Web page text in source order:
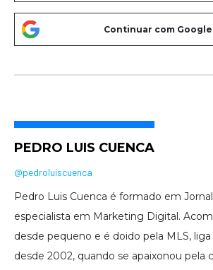
PEDRO LUIS CUENCA
@pedroluiscuenca
Pedro Luis Cuenca é formado em
especialista em Marketing Digital.
desde pequeno e é doido pela MLS,
desde 2002, quando se apaixonou pela